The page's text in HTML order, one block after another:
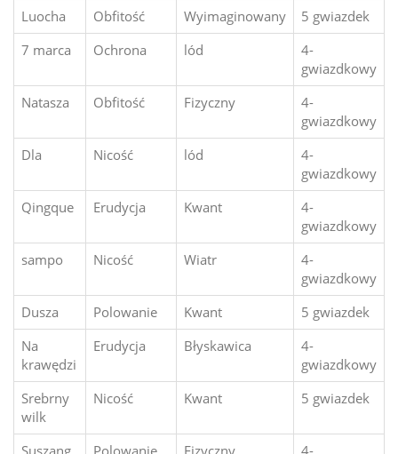
Luocha
Obfitość Wyimaginowany
5 gwiazdek
7 marca
Ochrona lód
4-
gwiazdkowy
Natasza
Obfitość Fizyczny
4-
gwiazdkowy
Dla
Nicość lód
4-
gwiazdkowy
Qingque
Erudycja Kwant
4-
gwiazdkowy
sampo
Nicość Wiatr
4-
gwiazdkowy
Dusza
Polowanie Kwant
5 gwiazdek
Na
krawędzi
Erudycja Błyskawica
4-
gwiazdkowy
Srebrny
wilk
Nicość Kwant 5 gwiazdek